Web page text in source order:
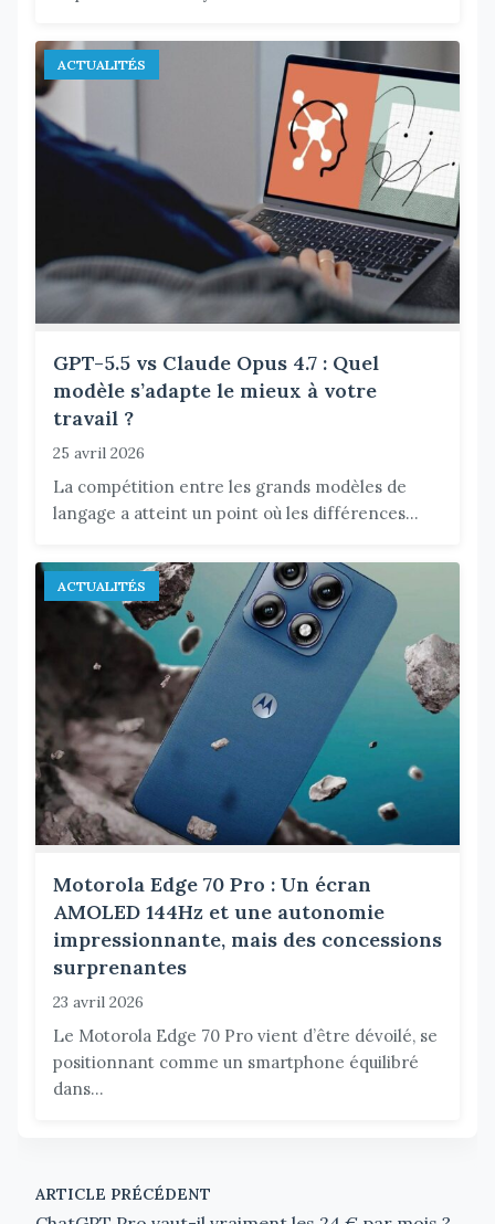
ACTUALITÉS
GPT-5.5 vs Claude Opus 4.7 : Quel
modèle s’adapte le mieux à votre
travail ?
25 avril 2026
La compétition entre les grands modèles de
langage a atteint un point où les différences...
ACTUALITÉS
Motorola Edge 70 Pro : Un écran
AMOLED 144Hz et une autonomie
impressionnante, mais des concessions
surprenantes
23 avril 2026
Le Motorola Edge 70 Pro vient d’être dévoilé, se
positionnant comme un smartphone équilibré
dans...
ARTICLE PRÉCÉDENT